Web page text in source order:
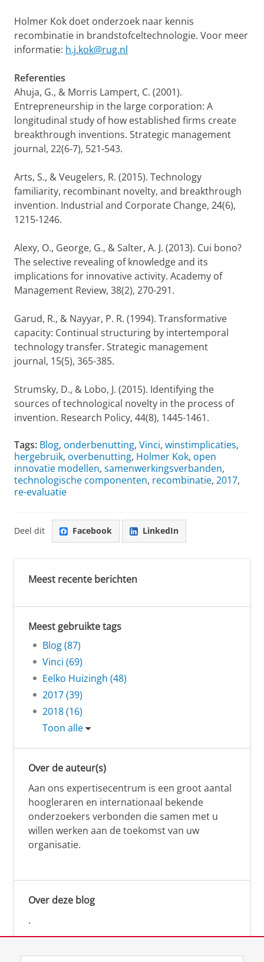
Holmer Kok doet onderzoek naar kennis
recombinatie in brandstofceltechnologie. Voor meer
informatie: h.j.kok@rug.nl
Referenties
Ahuja, G., & Morris Lampert, C. (2001).
Entrepreneurship in the large corporation: A
longitudinal study of how established firms create
breakthrough inventions. Strategic management
journal, 22(6‐7), 521-543.
Arts, S., & Veugelers, R. (2015). Technology
familiarity, recombinant novelty, and breakthrough
invention. Industrial and Corporate Change, 24(6),
1215-1246.
Alexy, O., George, G., & Salter, A. J. (2013). Cui bono?
The selective revealing of knowledge and its
implications for innovative activity. Academy of
Management Review, 38(2), 270-291.
Garud, R., & Nayyar, P. R. (1994). Transformative
capacity: Continual structuring by intertemporal
technology transfer. Strategic management
journal, 15(5), 365-385.
Strumsky, D., & Lobo, J. (2015). Identifying the
sources of technological novelty in the process of
invention. Research Policy, 44(8), 1445-1461.
Tags: Blog, onderbenutting, Vinci, winstimplicaties,
hergebruik, overbenutting, Holmer Kok, open
innovatie modellen, samenwerkingsverbanden,
technologische componenten, recombinatie, 2017,
re-evaluatie
Deel dit Facebook LinkedIn
Meest recente berichten
Meest gebruikte tags
Blog (87)
Vinci (69)
Eelko Huizingh (48)
2017 (39)
2018 (16)
Toon alle
Over de auteur(s)
Aan ons expertisecentrum is een groot aantal
hoogleraren en internationaal bekende
onderzoekers verbonden die samen met u
willen werken aan de toekomst van uw
organisatie.
Over deze blog
.